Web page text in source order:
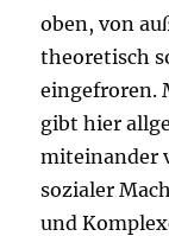
oben, von
theoretisch
eingefroren.
gibt hier
miteinander
sozialer
und